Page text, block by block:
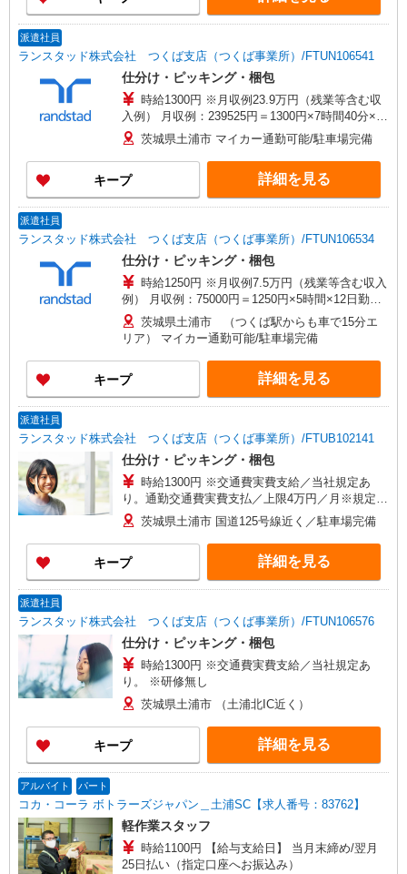
派遣社員
ランスタッド株式会社 つくば支店（つくば事業所）/FTUN106541
仕分け・ピッキング・梱包
時給1300円 ※月収例23.9万円（残業等含む収
入例） 月収例：239525円＝1300円×7時間40分×21
日勤務の場合＋残業代（20時間の場合）、交通費
別途支給 ※交通費実費支給／当社規定あり。通勤
交通費実費支払／上限4万円／月※規定あり
茨城県土浦市 マイカー通勤可能/駐車場完備
キープ 詳細を見る
派遣社員
ランスタッド株式会社 つくば支店（つくば事業所）/FTUN106534
仕分け・ピッキング・梱包
時給1250円 ※月収例7.5万円（残業等含む収入
例） 月収例：75000円＝1250円×5時間×12日勤務
の場合＋交通費別途支給 ※交通費実費支給／当社
規定あり。
茨城県土浦市 （つくば駅からも車で15分エ
リア） マイカー通勤可能/駐車場完備
キープ 詳細を見る
派遣社員
ランスタッド株式会社 つくば支店（つくば事業所）/FTUB102141
仕分け・ピッキング・梱包
時給1300円 ※交通費実費支給／当社規定あ
り。通勤交通費実費支払／上限4万円／月※規定あ
り 茨城県土浦市 国道125号線近く／駐車場完備
キープ 詳細を見る
派遣社員
ランスタッド株式会社 つくば支店（つくば事業所）/FTUN106576
仕分け・ピッキング・梱包
時給1300円 ※交通費実費支給／当社規定あ
り。 ※研修無し
茨城県土浦市 （土浦北IC近く）
キープ 詳細を見る
アルバイト パート
コカ・コーラ ボトラーズジャパン＿土浦SC【求人番号：83762】
軽作業スタッフ
時給1100円 【給与支給日】 当月末締め/翌月
25日払い（指定口座へお振込み）